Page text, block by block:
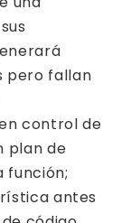
pero fallan
control de
plan de
función;
antes